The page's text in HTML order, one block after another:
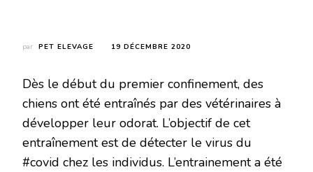
par PET ELEVAGE 19 DÉCEMBRE 2020
Dès le début du premier confinement, des
chiens ont été entraînés par des vétérinaires à
développer leur odorat. L’objectif de cet
entraînement est de détecter le virus du
#covid chez les individus. L’entrainement a été